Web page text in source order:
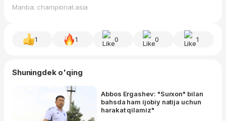
Manba: championat.asia
1 1 0 0 1
Shuningdek o'qing
Abbos Ergashev: "Surxon" bilan
bahsda ham ijobiy natija uchun
harakat qilamiz"